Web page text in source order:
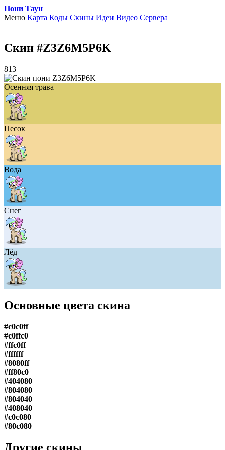
Пони Таун
Меню Карта Коды Скины Идеи Видео Сервера
Скин #Z3Z6M5P6K
813
Осенняя трава
Песок
Вода
Снег
Лёд
Основные цвета скина
#c0c0ff
#c0ffc0
#ffc0ff
#ffffff
#8080ff
#ff80c0
#404080
#804080
#804040
#408040
#c0c080
#80c080
Другие скины